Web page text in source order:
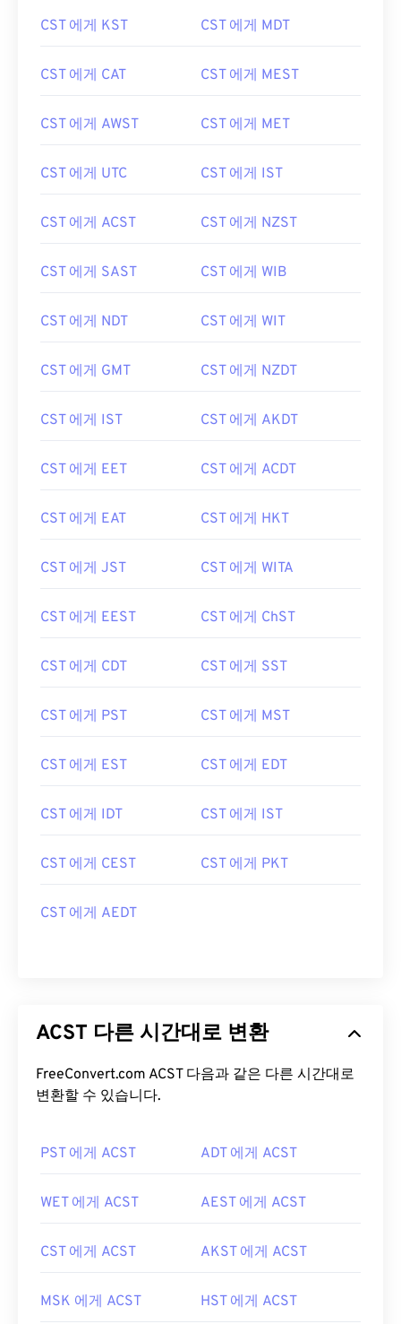
CST 에게 KST CST 에게 MDT
CST 에게 CAT CST 에게 MEST
CST 에게 AWST CST 에게 MET
CST 에게 UTC CST 에게 IST
CST 에게 ACST CST 에게 NZST
CST 에게 SAST CST 에게 WIB
CST 에게 NDT CST 에게 WIT
CST 에게 GMT CST 에게 NZDT
CST 에게 IST CST 에게 AKDT
CST 에게 EET CST 에게 ACDT
CST 에게 EAT CST 에게 HKT
CST 에게 JST CST 에게 WITA
CST 에게 EEST CST 에게 ChST
CST 에게 CDT CST 에게 SST
CST 에게 PST CST 에게 MST
CST 에게 EST CST 에게 EDT
CST 에게 IDT CST 에게 IST
CST 에게 CEST CST 에게 PKT
CST 에게 AEDT
ACST 다른 시간대로 변환
FreeConvert.com ACST 다음과 같은 다른 시간대로
변환할 수 있습니다.
PST 에게 ACST ADT 에게 ACST
WET 에게 ACST AEST 에게 ACST
CST 에게 ACST AKST 에게 ACST
MSK 에게 ACST HST 에게 ACST